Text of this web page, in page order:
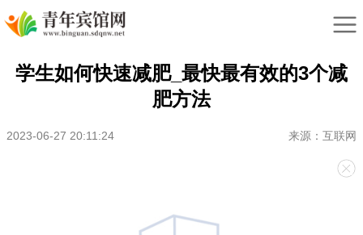
学生如何快速减肥_最快最有效的3个减
肥方法
2023-06-27 20:11:24 来源：互联网